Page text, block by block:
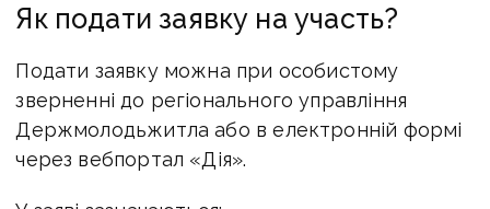
Як подати заявку на участь?
Подати заявку можна при особистому
зверненні до регіонального управління
Держмолодьжитла або в електронній формі
через вебпортал «Дія».